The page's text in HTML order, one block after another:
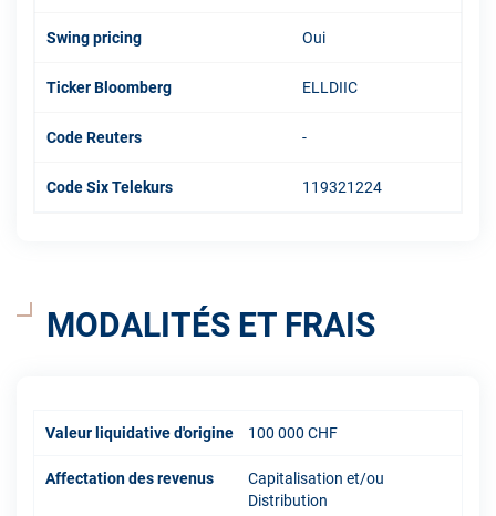
Swing pricing Oui
Ticker Bloomberg ELLDIIC
Code Reuters -
Code Six Telekurs 119321224
MODALITÉS ET FRAIS
Valeur liquidative d'origine 100 000 CHF
Affectation des revenus
Capitalisation et/ou
Distribution